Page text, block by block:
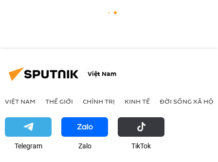
Việt Nam
VIỆT NAM THẾ GIỚI CHÍNH TRỊ KINH TẾ ĐỜI SỐNG XÃ HỘI
Telegram Zalo ТikТоk